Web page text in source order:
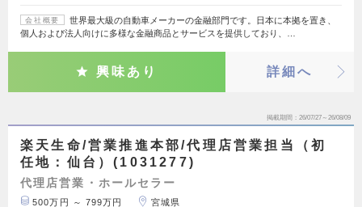
会社概要
世界最大級の自動車メーカーの金融部門です。日本に本拠を置き、
個人および法人向けに多様な金融商品とサービスを提供しており、…
興味あり 詳細へ
掲載期間 26/07/27～26/08/09
楽天生命/営業推進本部/代理店営業担当（初
任地：仙台）(1031277)
代理店営業・ホールセラー
500万円 ～ 799万円 宮城県